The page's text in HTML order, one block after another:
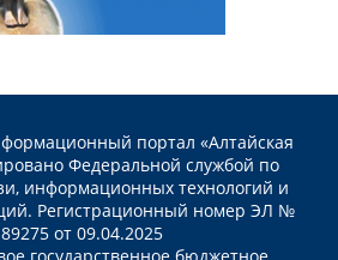
портал «Алтайская
Федеральной службой по
информационных технологий и
Регистрационный номер ЭЛ №
от 09.04.2025